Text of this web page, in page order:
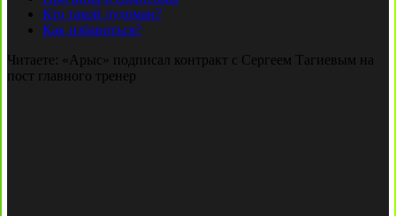
Кто такой лудоман?
Как избавиться?
Читаете: «Арыс» подписал контракт с Сергеем Тагиевым на
пост главного тренер